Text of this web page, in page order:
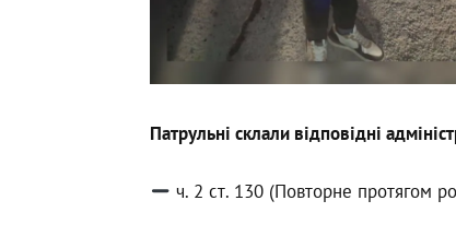
Патрульні склали відповідні
ч. 2 ст. 130 (Повторне протягом